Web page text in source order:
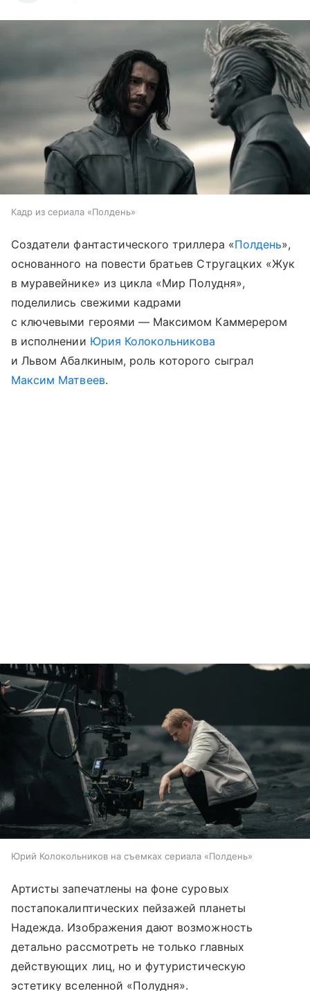
Кадр из сериала «Полдень»
Создатели фантастического триллера «Полдень»,
основанного на повести братьев Стругацких «Жук
в муравейнике» из цикла «Мир Полудня»,
поделились свежими кадрами
с ключевыми героями — Максимом Каммерером
в исполнении Юрия Колокольникова
и Львом Абалкиным, роль которого сыграл
Максим Матвеев.
Юрий Колокольников на съемках сериала «Полдень»
Артисты запечатлены на фоне суровых
постапокалиптических пейзажей планеты
Надежда. Изображения дают возможность
детально рассмотреть не только главных
действующих лиц, но и футуристическую
эстетику вселенной «Полудня».